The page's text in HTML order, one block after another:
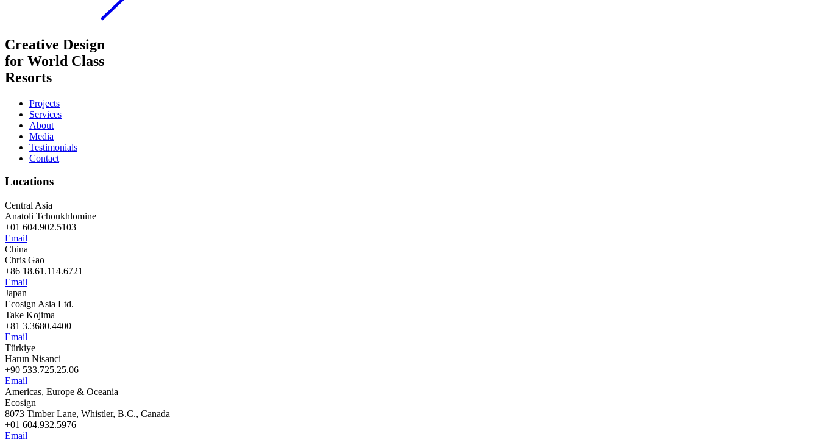
Creative Design
for World Class
Resorts
Projects
Services
About
Media
Testimonials
Contact
Locations
Central Asia
Anatoli Tchoukhlomine
+01 604.902.5103
Email
China
Chris Gao
+86 18.61.114.6721
Email
Japan
Ecosign Asia Ltd.
Take Kojima
+81 3.3680.4400
Email
Türkiye
Harun Nisanci
+90 533.725.25.06
Email
Americas, Europe & Oceania
Ecosign
8073 Timber Lane, Whistler, B.C., Canada
+01 604.932.5976
Email